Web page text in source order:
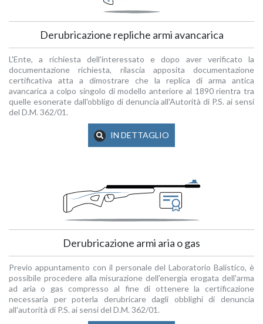
Derubricazione repliche armi avancarica
L'Ente, a richiesta dell'interessato e dopo aver verificato la
documentazione richiesta, rilascia apposita documentazione
certificativa atta a dimostrare che la replica di arma antica
avancarica a colpo singolo di modello anteriore al 1890 rientra tra
quelle esonerate dall'obbligo di denuncia all'Autorità di P.S. ai sensi
del D.M. 362/01.
IN DETTAGLIO
Derubricazione armi aria o gas
Previo appuntamento con il personale del Laboratorio Balistico, è
possibile procedere alla misurazione dell'energia erogata dell'arma
ad aria o gas compresso al fine di ottenere la certificazione
necessaria per poterla derubricare dagli obblighi di denuncia
all'autorità di P.S. ai sensi del D.M. 362/01.